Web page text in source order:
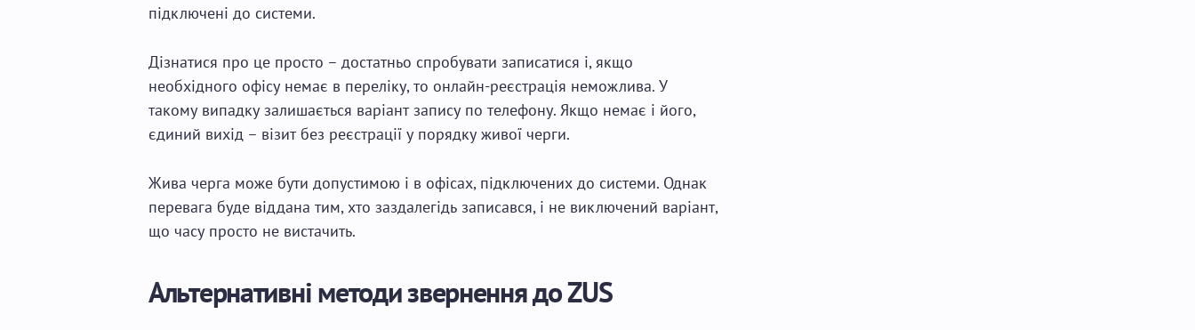
підключені до системи.
Дізнатися про це просто – достатньо спробувати записатися і, якщо
необхідного офісу немає в переліку, то онлайн-реєстрація неможлива. У
такому випадку залишається варіант запису по телефону. Якщо немає і його,
єдиний вихід – візит без реєстрації у порядку живої черги.
Жива черга може бути допустимою і в офісах, підключених до системи. Однак
перевага буде віддана тим, хто заздалегідь записався, і не виключений варіант,
що часу просто не вистачить.
Альтернативні методи звернення до ZUS